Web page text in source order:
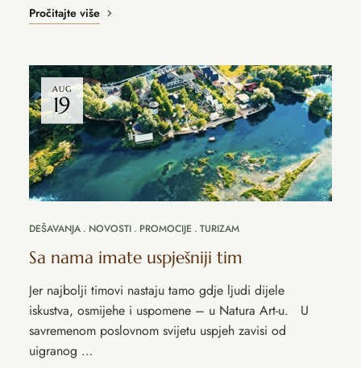
Pročitajte više
AUG
19
DEŠAVANJA NOVOSTI PROMOCIJE TURIZAM
Sa nama imate uspješniji tim
Jer najbolji timovi nastaju tamo gdje ljudi dijele
iskustva, osmijehe i uspomene – u Natura Art-u. U
savremenom poslovnom svijetu uspjeh zavisi od
uigranog …